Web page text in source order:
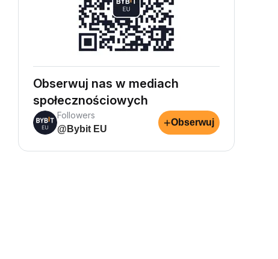
Obserwuj nas w mediach
społecznościowych
Followers
@Bybit EU
+Obserwuj